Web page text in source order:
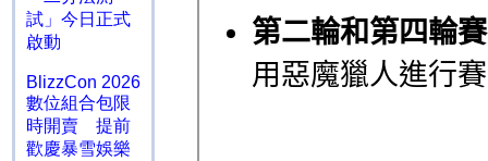
試」今日正式
啟動
BlizzCon 2026
數位組合包限
時開賣 提前
歡慶暴雪娛樂